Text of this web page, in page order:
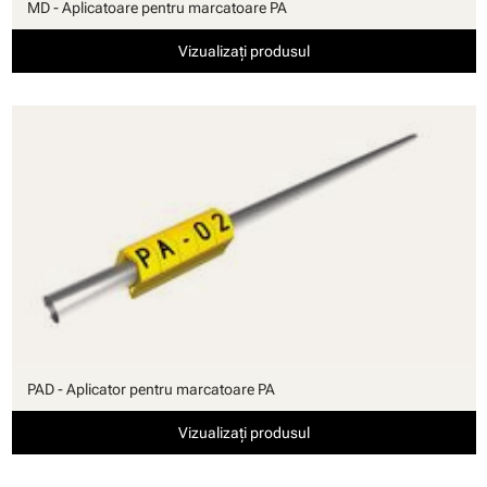
MD - Aplicatoare pentru marcatoare PA
Vizualizați produsul
PAD - Aplicator pentru marcatoare PA
Vizualizați produsul